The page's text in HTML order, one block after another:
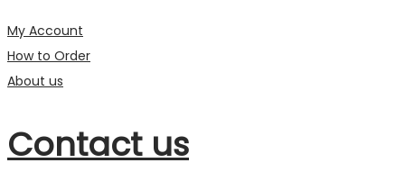
My Account
How to Order
About us
Contact us